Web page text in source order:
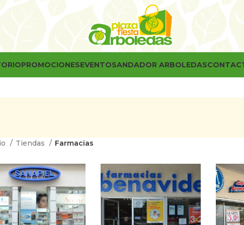
PROMOCIONESEVENTOSANDADOR ARBOLEDAS
Tiendas Farmacias